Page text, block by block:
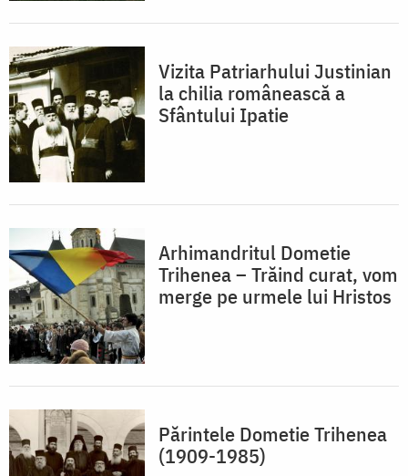
Vizita Patriarhului Justinian
la chilia românească a
Sfântului Ipatie
Arhimandritul Dometie
Trihenea – Trăind curat, vom
merge pe urmele lui Hristos
Părintele Dometie Trihenea
(1909-1985)